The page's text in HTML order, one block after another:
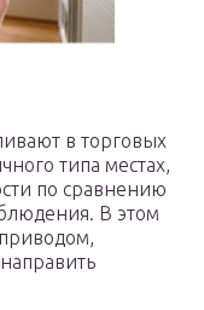
в торговых
типа местах,
по сравнению
В этом